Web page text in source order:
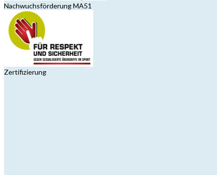
Nachwuchsförderung MA51
Zertifizierung